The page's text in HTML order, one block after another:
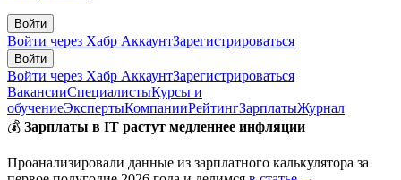
Войти
Войти через Хабр АккаунтЗарегистрироваться
Войти
Войти через Хабр АккаунтЗарегистрироваться
ВакансииСпециалистыКурсы и
обучениеЭкспертыКомпанииРейтингЗарплатыЖурнал
💰 Зарплаты в IT растут медленнее инфляции
Проанализировали данные из зарплатного калькулятора за